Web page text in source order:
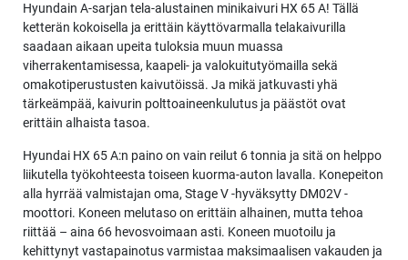
Hyundain A-sarjan tela-alustainen minikaivuri HX 65 A! Tällä
ketterän kokoisella ja erittäin käyttövarmalla telakaivurilla
saadaan aikaan upeita tuloksia muun muassa
viherrakentamisessa, kaapeli- ja valokuitutyömailla sekä
omakotiperustusten kaivutöissä. Ja mikä jatkuvasti yhä
tärkeämpää, kaivurin polttoaineenkulutus ja päästöt ovat
erittäin alhaista tasoa.
Hyundai HX 65 A:n paino on vain reilut 6 tonnia ja sitä on helppo
liikutella työkohteesta toiseen kuorma-auton lavalla. Konepeiton
alla hyrrää valmistajan oma, Stage V -hyväksytty DM02V -
moottori. Koneen melutaso on erittäin alhainen, mutta tehoa
riittää – aina 66 hevosvoimaan asti. Koneen muotoilu ja
kehittynyt vastapainotus varmistaa maksimaalisen vakauden ja